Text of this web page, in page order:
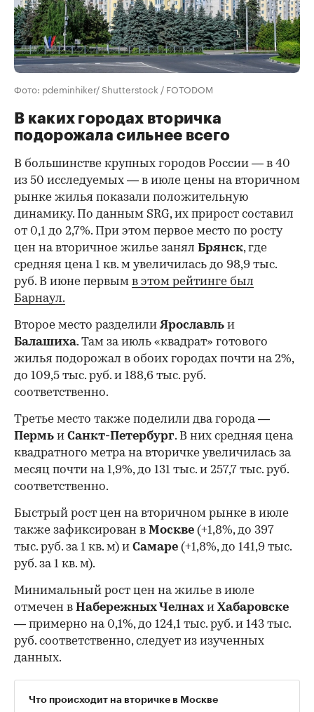
Фото: pdeminhiker/ Shutterstock / FOTODOM
В каких городах вторичка
подорожала сильнее всего
В большинстве крупных городов России — в 40
из 50 исследуемых — в июле цены на вторичном
рынке жилья показали положительную
динамику. По данным SRG, их прирост составил
от 0,1 до 2,7%. При этом первое место по росту
цен на вторичное жилье занял Брянск, где
средняя цена 1 кв. м увеличилась до 98,9 тыс.
руб. В июне первым в этом рейтинге был
Барнаул.
Второе место разделилиЯрославль и
Балашиха. Там за июль «квадрат» готового
жилья подорожал в обоих городах почти на 2%,
до 109,5 тыс. руб. и 188,6 тыс. руб.
соответственно.
Третье место также поделили два города —
Пермь и Санкт-Петербург. В них средняя цена
квадратного метра на вторичке увеличилась за
месяц почти на 1,9%, до 131 тыс. и 257,7 тыс. руб.
соответственно.
Быстрый рост цен на вторичном рынке в июле
также зафиксирован в Москве (+1,8%, до 397
тыс. руб. за 1 кв. м) и Самаре (+1,8%, до 141,9 тыс.
руб. за 1 кв. м).
Минимальный рост цен на жилье в июле
отмечен в Набережных Челнах и Хабаровске
— примерно на 0,1%, до 124,1 тыс. руб. и 143 тыс.
руб. соответственно, следует из изученных
данных.
Что происходит на вторичке в Москве